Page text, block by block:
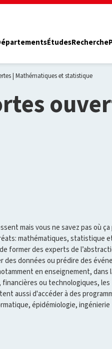
ÉtudesRecherche
| Mathématiques et statistique
mais vous ne savez pas où
mathématiques, statistique
former des experts de
des données ou prédire des
en enseignement, dans
ou technologiques, les
aussi d'accéder à des
épidémiologie, ingénierie